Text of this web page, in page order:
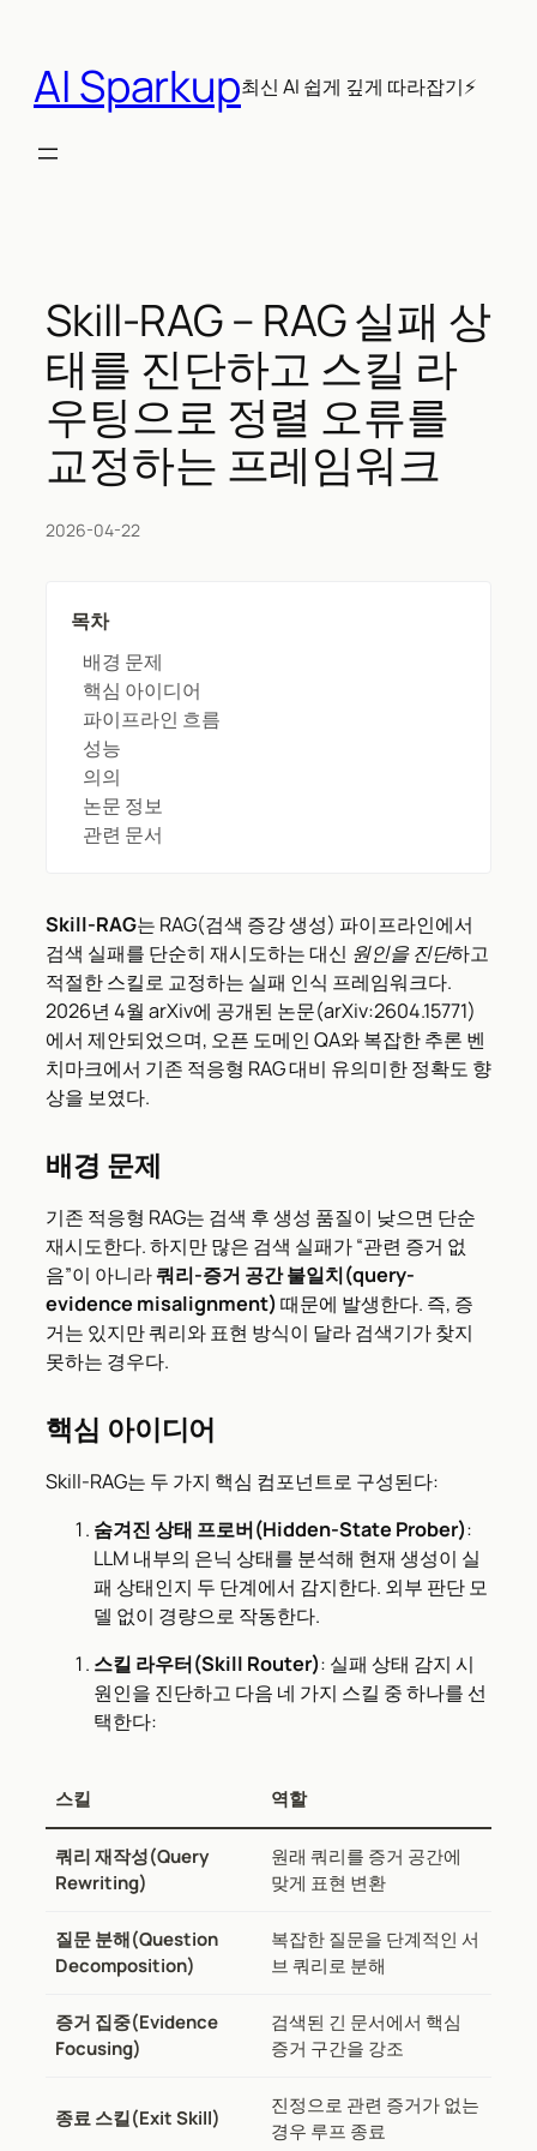
AI Sparkup최신 AI 쉽게 깊게 따라잡기⚡
Skill-RAG – RAG 실패 상
태를 진단하고 스킬 라
우팅으로 정렬 오류를
교정하는 프레임워크
2026-04-22
목차
배경 문제
핵심 아이디어
파이프라인 흐름
성능
의의
논문 정보
관련 문서
Skill-RAG는 RAG(검색 증강 생성) 파이프라인에서
검색 실패를 단순히 재시도하는 대신 원인을 진단하고
적절한 스킬로 교정하는 실패 인식 프레임워크다.
2026년 4월 arXiv에 공개된 논문(arXiv:2604.15771)
에서 제안되었으며, 오픈 도메인 QA와 복잡한 추론 벤
치마크에서 기존 적응형 RAG 대비 유의미한 정확도 향
상을 보였다.
배경 문제
기존 적응형 RAG는 검색 후 생성 품질이 낮으면 단순
재시도한다. 하지만 많은 검색 실패가 “관련 증거 없
음”이 아니라쿼리-증거 공간 불일치(query-
evidence misalignment) 때문에 발생한다. 즉, 증
거는 있지만 쿼리와 표현 방식이 달라 검색기가 찾지
못하는 경우다.
핵심 아이디어
Skill-RAG는 두 가지 핵심 컴포넌트로 구성된다:
숨겨진 상태 프로버(Hidden-State Prober):
LLM 내부의 은닉 상태를 분석해 현재 생성이 실
패 상태인지 두 단계에서 감지한다. 외부 판단 모
델 없이 경량으로 작동한다.
스킬 라우터(Skill Router): 실패 상태 감지 시
원인을 진단하고 다음 네 가지 스킬 중 하나를 선
택한다:
스킬 역할
쿼리 재작성(Query
Rewriting)
원래 쿼리를 증거 공간에
맞게 표현 변환
질문 분해(Question
Decomposition)
복잡한 질문을 단계적인 서
브 쿼리로 분해
증거 집중(Evidence
Focusing)
검색된 긴 문서에서 핵심
증거 구간을 강조
종료 스킬(Exit Skill)
진정으로 관련 증거가 없는
경우 루프 종료